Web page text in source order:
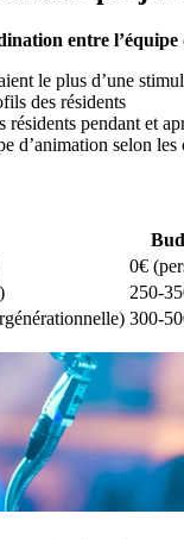
entre l’équipe
le plus d’une
des résidents
résidents pendant et
d’animation selon les
0€
250-
300-